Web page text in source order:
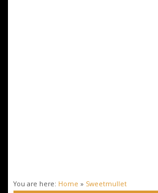
You are here: Home » Sweetmullet